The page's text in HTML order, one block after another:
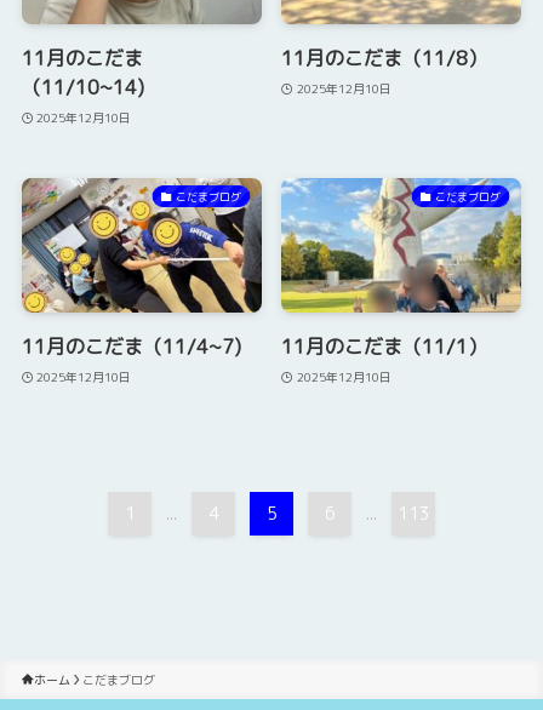
11月のこだま
（11/10~14)
2025年12月10日
11月のこだま（11/8）
2025年12月10日
こだまブログ
11月のこだま（11/4~7)
2025年12月10日
こだまブログ
11月のこだま（11/1）
2025年12月10日
1 ... 4 5 6 ... 113
ホーム こだまブログ